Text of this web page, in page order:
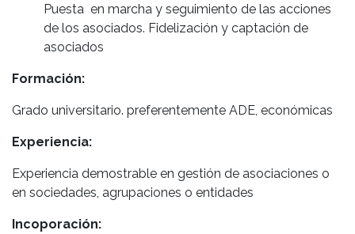
Puesta en marcha y seguimiento de las acciones
de los asociados. Fidelización y captación de
asociados
Formación:
Grado universitario. preferentemente ADE, económicas
Experiencia:
Experiencia demostrable en gestión de asociaciones o
en sociedades, agrupaciones o entidades
Incoporación: